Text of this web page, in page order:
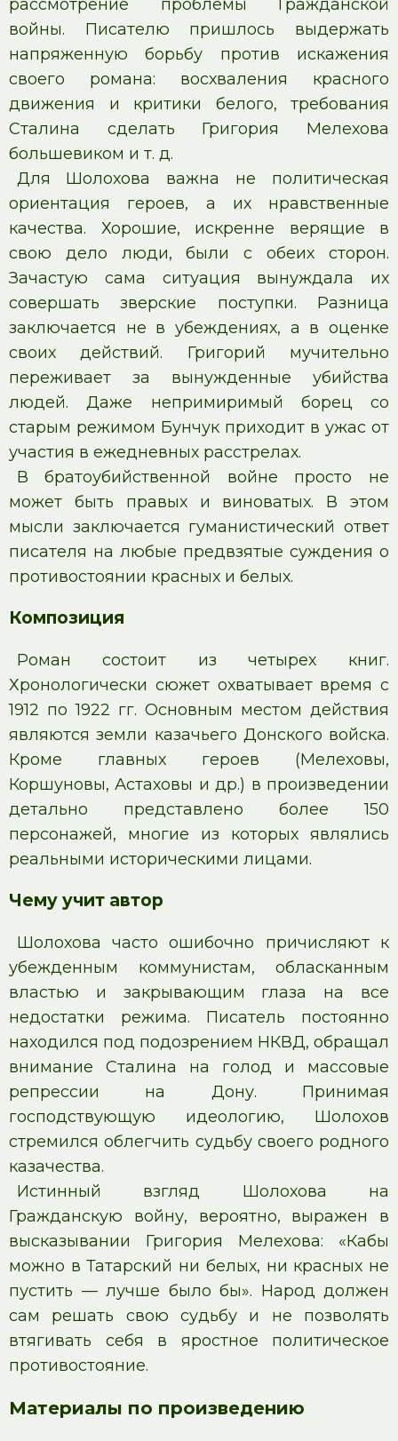
рассмотрение проблемы Гражданской
войны. Писателю пришлось выдержать
напряженную борьбу против искажения
своего романа: восхваления красного
движения и критики белого, требования
Сталина сделать Григория Мелехова
большевиком и т. д.
Для Шолохова важна не политическая
ориентация героев, а их нравственные
качества. Хорошие, искренне верящие в
свою дело люди, были с обеих сторон.
Зачастую сама ситуация вынуждала их
совершать зверские поступки. Разница
заключается не в убеждениях, а в оценке
своих действий. Григорий мучительно
переживает за вынужденные убийства
людей. Даже непримиримый борец со
старым режимом Бунчук приходит в ужас от
участия в ежедневных расстрелах.
В братоубийственной войне просто не
может быть правых и виноватых. В этом
мысли заключается гуманистический ответ
писателя на любые предвзятые суждения о
противостоянии красных и белых.
Композиция
Роман состоит из четырех книг.
Хронологически сюжет охватывает время с
1912 по 1922 гг. Основным местом действия
являются земли казачьего Донского войска.
Кроме главных героев (Мелеховы,
Коршуновы, Астаховы и др.) в произведении
детально представлено более 150
персонажей, многие из которых являлись
реальными историческими лицами.
Чему учит автор
Шолохова часто ошибочно причисляют к
убежденным коммунистам, обласканным
властью и закрывающим глаза на все
недостатки режима. Писатель постоянно
находился под подозрением НКВД, обращал
внимание Сталина на голод и массовые
репрессии на Дону. Принимая
господствующую идеологию, Шолохов
стремился облегчить судьбу своего родного
казачества.
Истинный взгляд Шолохова на
Гражданскую войну, вероятно, выражен в
высказывании Григория Мелехова: «Кабы
можно в Татарский ни белых, ни красных не
пустить — лучше было бы». Народ должен
сам решать свою судьбу и не позволять
втягивать себя в яростное политическое
противостояние.
Материалы по произведению